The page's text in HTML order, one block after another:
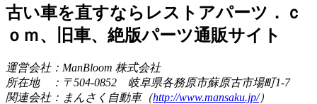
古い車を直すならレストアパーツ．ｃ
ｏｍ、旧車、絶版パーツ通販サイト
運営会社：ManBloom 株式会社
所在地 ：〒504-0852 岐阜県各務原市蘇原古市場町1-7
関連会社：まんさく自動車（http://www.mansaku.jp/）